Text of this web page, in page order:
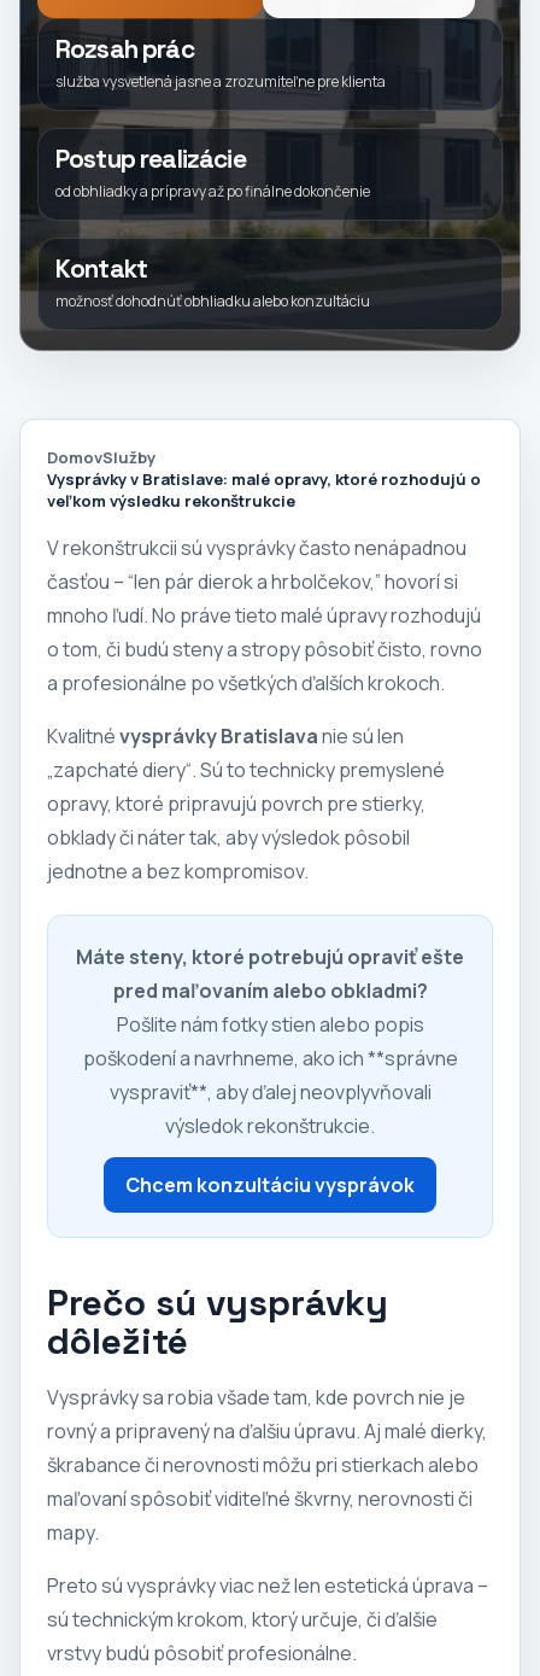
Rozsah prác
služba vysvetlená jasne a zrozumiteľne pre klienta
Postup realizácie
od obhliadky a prípravy až po finálne dokončenie
Kontakt
možnosť dohodnúť obhliadku alebo konzultáciu
DomovSlužby
Vysprávky v Bratislave: malé opravy, ktoré rozhodujú o
veľkom výsledku rekonštrukcie
V rekonštrukcii sú vysprávky často nenápadnou
časťou – “len pár dierok a hrbolčekov,” hovorí si
mnoho ľudí. No práve tieto malé úpravy rozhodujú
o tom, či budú steny a stropy pôsobiť čisto, rovno
a profesionálne po všetkých ďalších krokoch.
Kvalitnévysprávky Bratislavanie sú len
„zapchaté diery“. Sú to technicky premyslené
opravy, ktoré pripravujú povrch pre stierky,
obklady či náter tak, aby výsledok pôsobil
jednotne a bez kompromisov.
Máte steny, ktoré potrebujú opraviť ešte
pred maľovaním alebo obkladmi?
Pošlite nám fotky stien alebo popis
poškodení a navrhneme, ako ich **správne
vyspraviť**, aby ďalej neovplyvňovali
výsledok rekonštrukcie.
Chcem konzultáciu vysprávok
Prečo sú vysprávky
dôležité
Vysprávky sa robia všade tam, kde povrch nie je
rovný a pripravený na ďalšiu úpravu. Aj malé dierky,
škrabance či nerovnosti môžu pri stierkach alebo
maľovaní spôsobiť viditeľné škvrny, nerovnosti či
mapy.
Preto sú vysprávky viac než len estetická úprava –
sú technickým krokom, ktorý určuje, či ďalšie
vrstvy budú pôsobiť profesionálne.